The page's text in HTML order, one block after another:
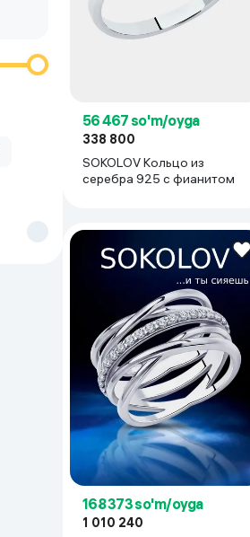
Virtual haqiqat ko'zoynaklari
Aqlli ko‘zoynaklar
56 467 so'm/oyga
338 800
SOKOLOV Кольцо из
серебра 925 с фианитом
168 373 so'm/oyga
1 010 240